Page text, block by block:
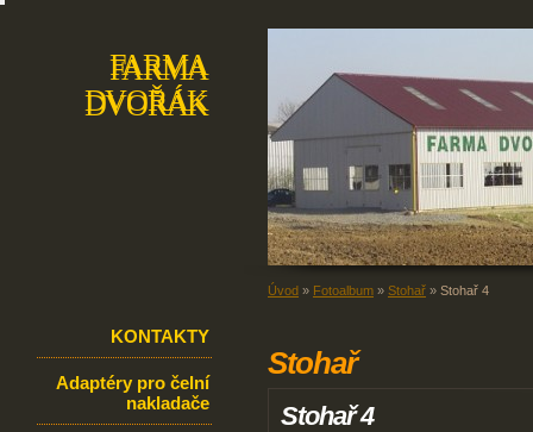
FARMA
DVOŘÁK
FARMA
DVOŘÁK
KONTAKTY
Adaptéry pro čelní
nakladače
Úvod » Fotoalbum » Stohař » Stohař 4
Stohař
Stohař 4